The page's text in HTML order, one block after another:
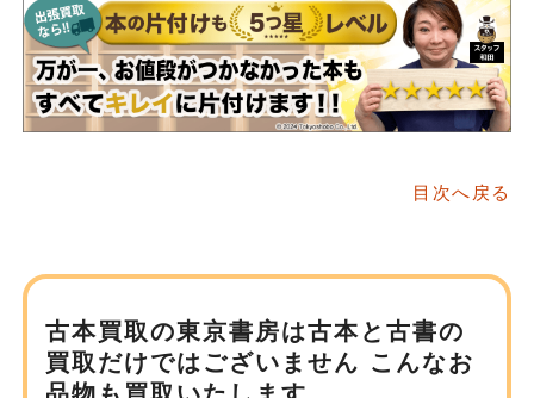
目次へ戻る
古本買取の東京書房は古本と古書の
買取だけではございません こんなお